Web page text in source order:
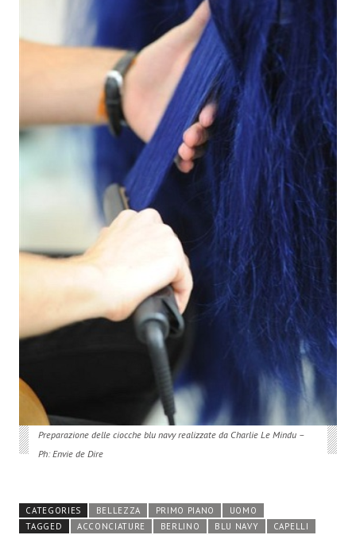
Preparazione delle ciocche blu navy realizzate da Charlie Le Mindu –
Ph: Envie de Dire
CATEGORIES BELLEZZA PRIMO PIANO
UOMO
TAGGED
ACCONCIATURE BERLINO BLU NAVY
CAPELLI